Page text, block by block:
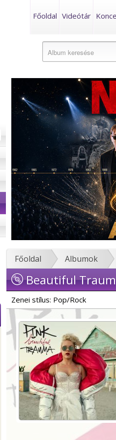
Főoldal Videótár
Főoldal Albumok
Beautiful
Zenei stílus: Pop/Rock